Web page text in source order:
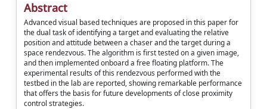
Abstract
Advanced visual based techniques are proposed in this paper for
the dual task of identifying a target and evaluating the relative
position and attitude between a chaser and the target during a
space rendezvous. The algorithm is first tested on a given image,
and then implemented onboard a free floating platform. The
experimental results of this rendezvous performed with the
testbed in the lab are reported, showing remarkable performance
that offers the basis for future developments of close proximity
control strategies.